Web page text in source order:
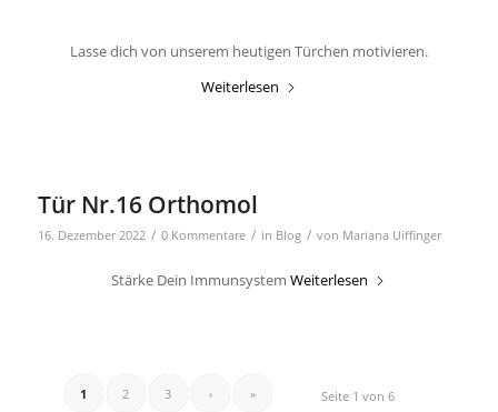
Lasse dich von unserem heutigen Türchen motivieren.
Weiterlesen
Tür Nr.16 Orthomol
16. Dezember 2022 / 0 Kommentare / in Blog / von Mariana Uiffinger
Stärke Dein ImmunsystemWeiterlesen
Seite 1 von 6
1 2 3 › »